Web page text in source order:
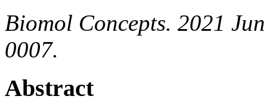
Biomol Concepts. 2021
0007.
Abstract